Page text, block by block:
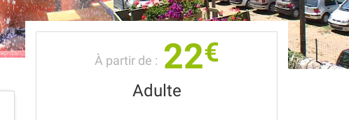
À partir de : 22€
Adulte